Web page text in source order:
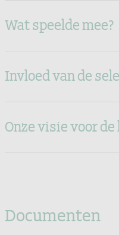
Wat speelde mee?
Invloed van de
Onze visie voor
Documenten